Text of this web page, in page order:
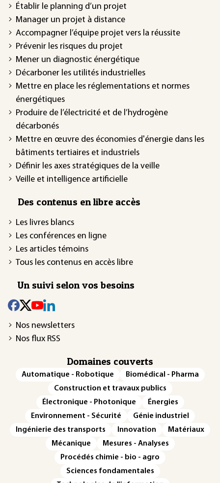
Établir le planning d’un projet
Manager un projet à distance
Accompagner l’équipe projet vers la réussite
Prévenir les risques du projet
Mener un diagnostic énergétique
Décarboner les utilités industrielles
Mettre en place les réglementations et normes
énergétiques
Produire de l’électricité et de l’hydrogène
décarbonés
Mettre en œuvre des économies d'énergie dans les
bâtiments tertiaires et industriels
Définir les axes stratégiques de la veille
Veille et intelligence artificielle
Des contenus en libre accès
Les livres blancs
Les conférences en ligne
Les articles témoins
Tous les contenus en accès libre
Un suivi selon vos besoins
Nos newsletters
Nos flux RSS
Domaines couverts
Automatique - Robotique
Biomédical - Pharma
Construction et travaux publics
Électronique - Photonique
Énergies
Environnement - Sécurité
Génie industriel
Ingénierie des transports
Innovation
Matériaux
Mécanique
Mesures - Analyses
Procédés chimie - bio - agro
Sciences fondamentales